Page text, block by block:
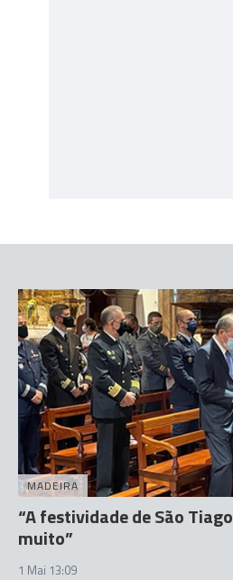
MADEIRA
“A festividade de São
muito”
1 Mai 13:09